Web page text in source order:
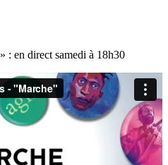
» : en direct samedi à 18h30